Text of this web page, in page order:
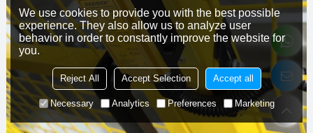
We use cookies to provide you with the best possible
experience. They also allow us to analyze user
behavior in order to constantly improve the website for
you.
Reject All Accept Selection Accept all
Necessary Analytics Preferences Marketing